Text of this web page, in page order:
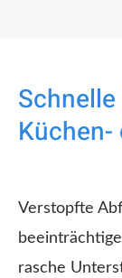
Verstopfte
rasche